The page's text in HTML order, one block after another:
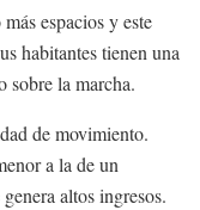
espacios y este
habitantes tienen una
sobre la marcha.
de movimiento.
a la de un
altos ingresos.